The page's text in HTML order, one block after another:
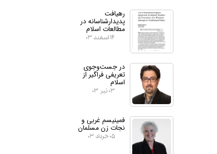
رهیافت
پدیدارشناسانه در
مطالعات اسلام
۱۴ اسفند ۰۳
در جست‌وجوی
تعریفی فراگیر از
اسلام
۰۳ تیر ۰۳
فمینیسم غربی و
نجات زن مسلمان
۰۵ خرداد ۰۳